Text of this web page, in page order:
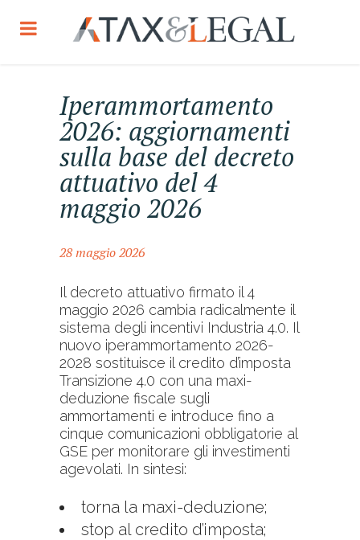
Iperammortamento
2026: aggiornamenti
sulla base del decreto
attuativo del 4
maggio 2026
28 maggio 2026
Il decreto attuativo firmato il 4
maggio 2026 cambia radicalmente il
sistema degli incentivi Industria 4.0. Il
nuovo iperammortamento 2026-
2028 sostituisce il credito d’imposta
Transizione 4.0 con una maxi-
deduzione fiscale sugli
ammortamenti e introduce fino a
cinque comunicazioni obbligatorie al
GSE per monitorare gli investimenti
agevolati. In sintesi:
torna la maxi-deduzione;
stop al credito d’imposta;